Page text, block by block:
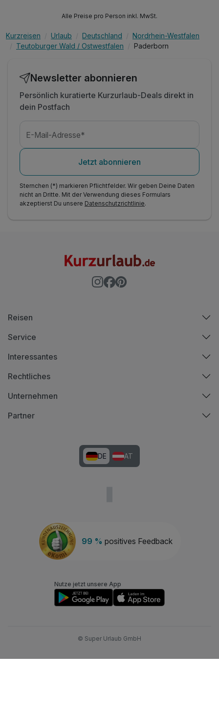
Alle Preise pro Person inkl. MwSt.
Kurzreisen Urlaub Deutschland
Nordrhein-Westfalen
Teutoburger Wald / Ostwestfalen
Paderborn
Newsletter abonnieren
Persönlich kuratierte Kurzurlaub-Deals direkt in
dein Postfach
E-Mail-Adresse*
Jetzt abonnieren
Sternchen (*) markieren Pflichtfelder. Wir geben Deine Daten
nicht an Dritte. Mit der Verwendung dieses Formulars
akzeptierst Du unsere Datenschutzrichtlinie.
99 % positives Feedback
Reisen
Service
Interessantes
Rechtliches
Unternehmen
Partner
DE AT
Nutze jetzt unsere App
© Super Urlaub GmbH